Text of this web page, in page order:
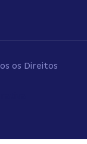
os Direitos